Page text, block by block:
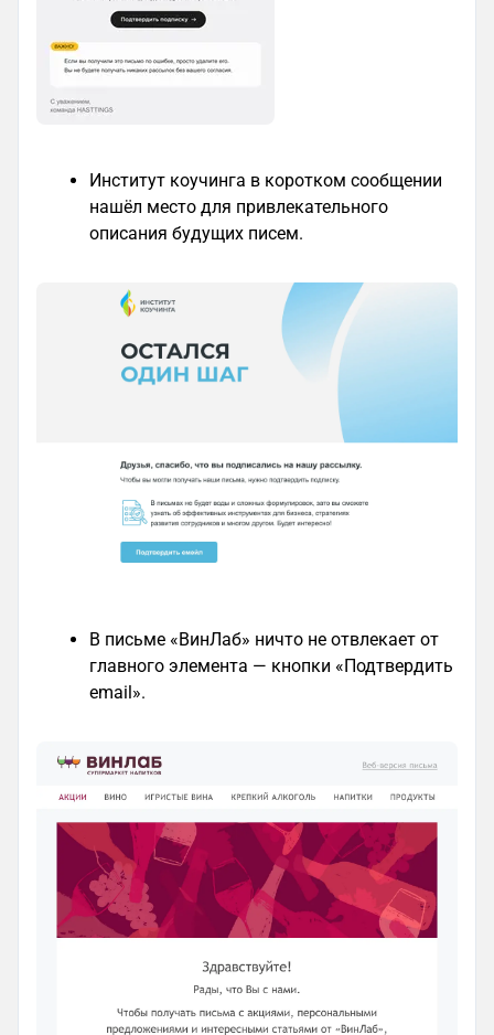
Институт коучинга в коротком сообщении
нашёл место для привлекательного
описания будущих писем.
В письме «ВинЛаб» ничто не отвлекает от
главного элемента — кнопки «Подтвердить
email».